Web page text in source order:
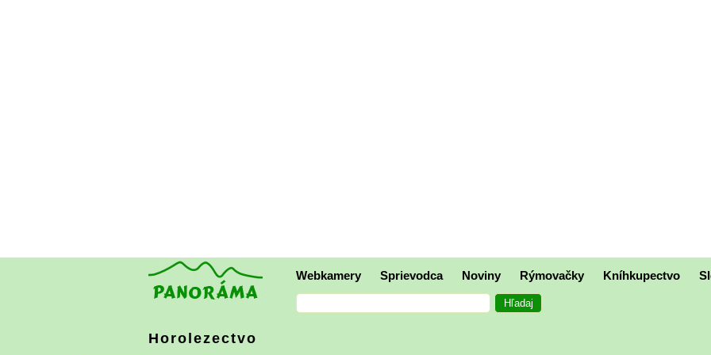
Webkamery Sprievodca Noviny Rýmovačky Kníhkupectvo
Horolezectvo